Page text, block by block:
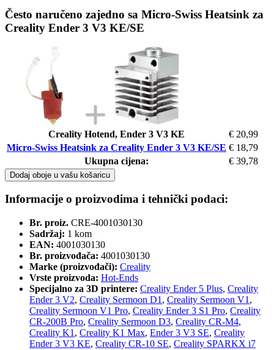
Često naručeno zajedno sa Micro-Swiss Heatsink za
Creality Ender 3 V3 KE/SE
Creality Hotend, Ender 3 V3 KE
€ 20,99
Micro-Swiss Heatsink za Creality Ender 3 V3 KE/SE € 18,79
Ukupna cijena:
€ 39,78
Dodaj oboje u vašu košaricu
Informacije o proizvodima i tehnički podaci:
Br. proiz. CRE-4001030130
Sadržaj: 1 kom
EAN: 4001030130
Br. proizvođača: 4001030130
Marke (proizvođači): Creality
Vrste proizvoda: Hot-Ends
Specijalno za 3D printere: Creality Ender 5 Plus, Creality
Ender 3 V2, Creality Sermoon D1 , Creality Sermoon V1 ,
Creality Sermoon V1 Pro, Creality Ender 3 S1 Pro, Creality
CR-200B Pro, Creality Sermoon D3, Creality CR-M4,
Creality K1 , Creality K1 Max, Ender 3 V3 SE, Creality
Ender 3 V3 KE, Creality CR-10 SE, Creality SPARKX i7